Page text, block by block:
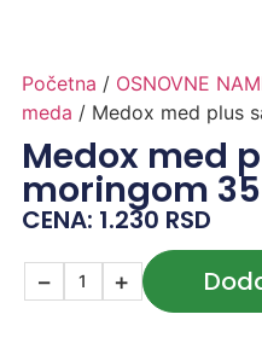
Početna / OSNOVNE
meda / Medox med plus
Medox med
moringom
CENA: 1.230 RSD
− +